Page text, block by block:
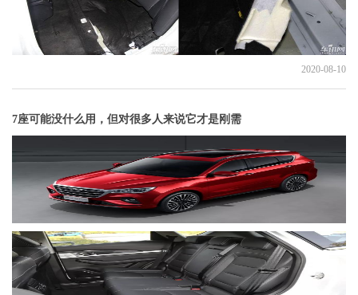
2020-08-10
7座可能没什么用，但对很多人来说它才是刚需